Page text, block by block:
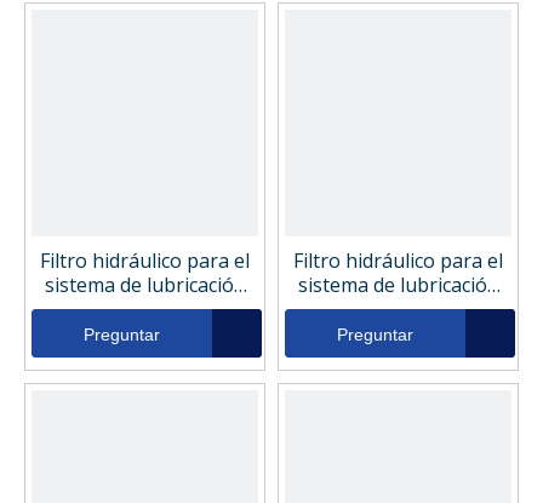
Filtro hidráulico para el
sistema de lubricación
de la máquina de moldeo
por inyección LFP51
Preguntar
Filtro hidráulico para el
sistema de lubricación
de la máquina de moldeo
por inyección 665934
Preguntar